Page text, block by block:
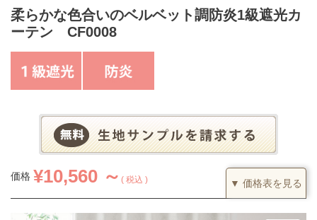
柔らかな色合いのベルベット調防炎1級遮光カ
ーテン CF0008
価格 ¥10,560 ～ 税込 ▼ 価格表を見る